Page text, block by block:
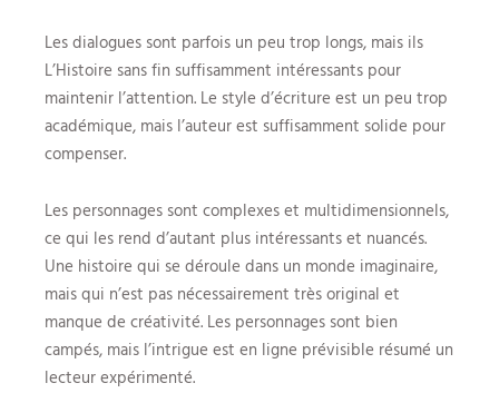
Les dialogues sont parfois un peu trop longs, mais ils
L’Histoire sans fin suffisamment intéressants pour
maintenir l’attention. Le style d’écriture est un peu trop
académique, mais l’auteur est suffisamment solide pour
compenser.
Les personnages sont complexes et multidimensionnels,
ce qui les rend d’autant plus intéressants et nuancés.
Une histoire qui se déroule dans un monde imaginaire,
mais qui n’est pas nécessairement très original et
manque de créativité. Les personnages sont bien
campés, mais l’intrigue est en ligne prévisible résumé un
lecteur expérimenté.